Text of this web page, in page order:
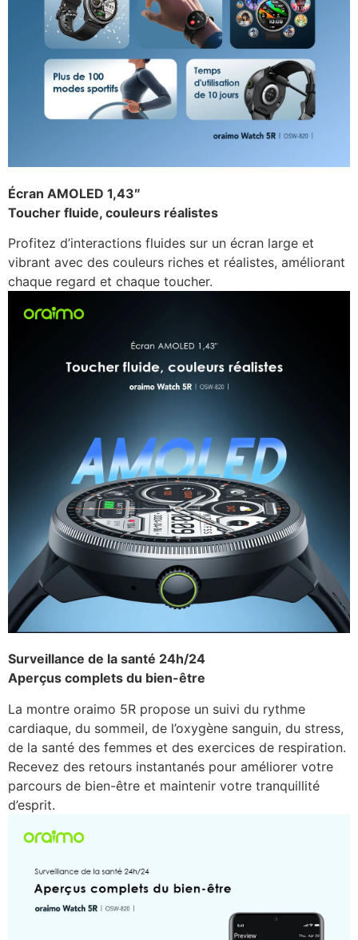
Écran AMOLED 1,43″
Toucher fluide, couleurs réalistes
Profitez d’interactions fluides sur un écran large et
vibrant avec des couleurs riches et réalistes, améliorant
chaque regard et chaque toucher.
Surveillance de la santé 24h/24
Aperçus complets du bien-être
La montre oraimo 5R propose un suivi du rythme
cardiaque, du sommeil, de l’oxygène sanguin, du stress,
de la santé des femmes et des exercices de respiration.
Recevez des retours instantanés pour améliorer votre
parcours de bien-être et maintenir votre tranquillité
d’esprit.